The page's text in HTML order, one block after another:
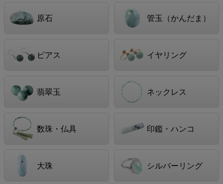
原石 管玉（かんだま）
ピアス イヤリング
翡翠玉 ネックレス
数珠・仏具 印鑑・ハンコ
大珠 シルバーリング